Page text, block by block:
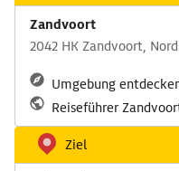
Zandvoort
2042 HK Zandvoort,
Umgebung
Reiseführer
Ziel